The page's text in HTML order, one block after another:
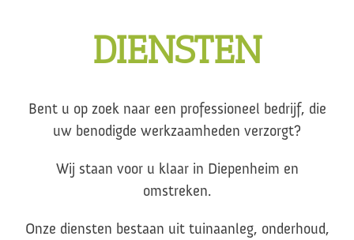
DIENSTEN
Bent u op zoek naar een professioneel bedrijf, die
uw benodigde werkzaamheden verzorgt?
Wij staan voor u klaar in Diepenheim en
omstreken.
Onze diensten bestaan uit tuinaanleg, onderhoud,